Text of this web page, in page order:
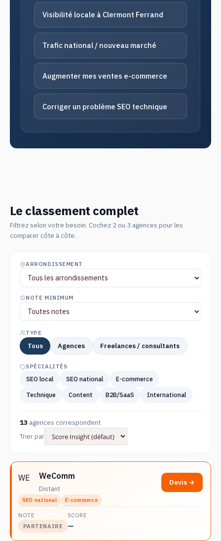
Visibilité locale à Clermont Ferrand
Trafic national / nouveau marché
Augmenter mes ventes e-commerce
Corriger un problème SEO technique
Le classement complet
Filtrez selon votre besoin. Cochez 2 ou 3 agences pour les
comparer côte à côte.
ARRONDISSEMENT
NOTE MINIMUM
TYPE
Tous Agences Freelances / consultants
SPÉCIALITÉS
SEO local SEO national E-commerce
Technique Content B2B/SaaS International
13 agences correspondent
Trier par
WE WeComm
Distant
Devis →
SEO national E-commerce
NOTE
PARTENAIRE
SCORE
—